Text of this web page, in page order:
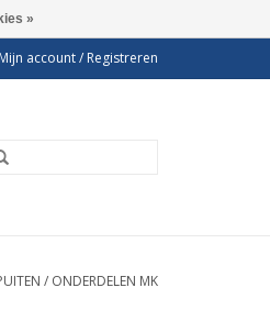
Mijn account / Registreren
/ ONDERDELEN MK
»